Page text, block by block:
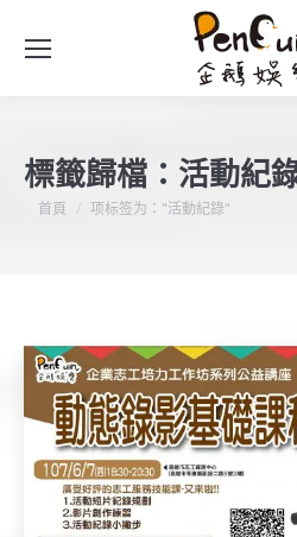
標籤歸檔： 活動紀
您在這裡：
首頁 项标签为："活動紀錄"